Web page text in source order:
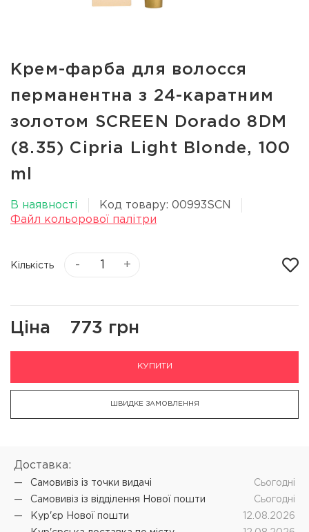
Крем-фарба для волосся
перманентна з 24-каратним
золотом SCREEN Dorado 8DM
(8.35) Cipria Light Вlonde, 100
ml
В наявності
Код товару: 00993SCN
Файл кольорової палітри
Кількість - +
Ціна 773 грн
КУПИТИ
ШВИДКЕ ЗАМОВЛЕННЯ
Доставка:
Самовивіз iз точки видачі
Cьогодні
Самовивіз iз відділення Нової пошти
Cьогодні
Кур'єр Нової пошти
12.08.2026